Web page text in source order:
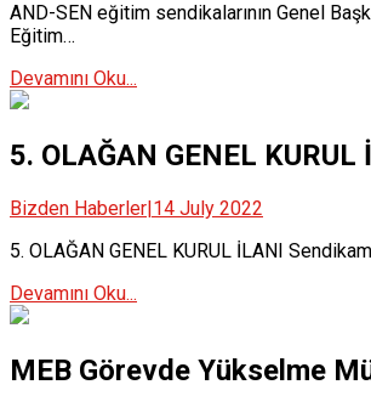
AND-SEN eğitim sendikalarının Genel
Eğitim…
Devamını Oku...
5. OLAĞAN GENEL KURUL
Bizden Haberler 14 July 2022
5. OLAĞAN GENEL KURUL İLANI
Devamını Oku...
MEB Görevde Yükselme